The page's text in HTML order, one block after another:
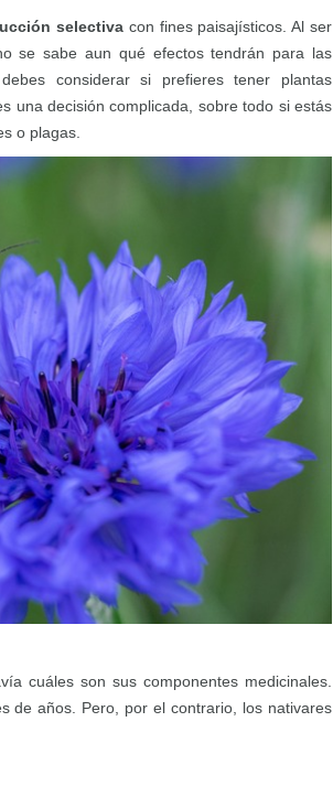
selectivacon fines paisajísticos. Al ser
se sabe aun qué efectos tendrán para las
considerar si prefieres tener plantas
una decisión complicada, sobre todo si estás
o plagas.
cuáles son sus componentes medicinales.
de años. Pero, por el contrario, los nativares